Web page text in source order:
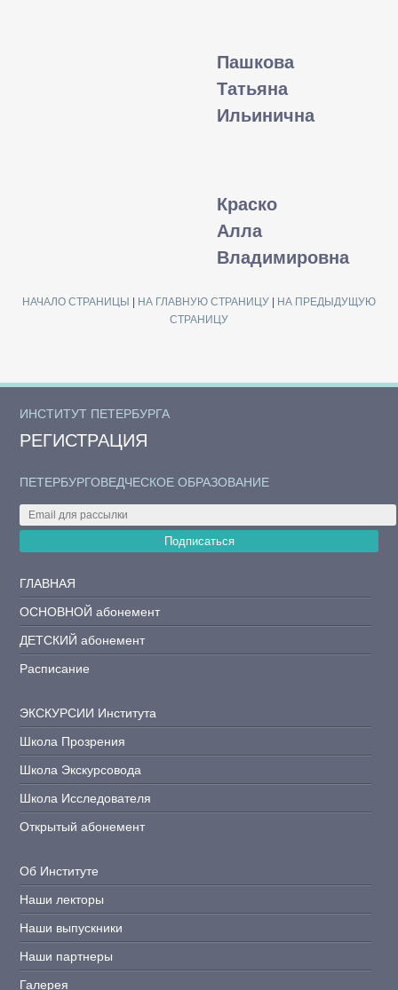
Пашкова
Татьяна
Ильинична
Краско
Алла
Владимировна
НАЧАЛО СТРАНИЦЫ НА ГЛАВНУЮ СТРАНИЦУ
НА ПРЕДЫДУЩУЮ
СТРАНИЦУ
ИНСТИТУТ ПЕТЕРБУРГА
РЕГИСТРАЦИЯ
ГЛАВНАЯ
ОСНОВНОЙ абонемент
ДЕТСКИЙ абонемент
Расписание
ЭКСКУРСИИ Института
Школа Прозрения
Школа Экскурсовода
Школа Исследователя
Открытый абонемент
Об Институте
Наши лекторы
Наши выпускники
Наши партнеры
Галерея
ПЕТЕРБУРГОВЕДЧЕСКОЕ ОБРАЗОВАНИЕ
Подписаться